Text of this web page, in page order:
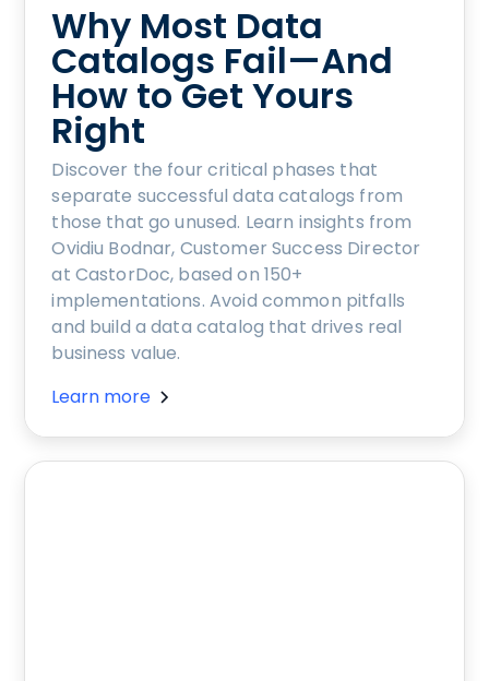
Why Most Data
Catalogs Fail—And
How to Get Yours
Right
Discover the four critical phases that
separate successful data catalogs from
those that go unused. Learn insights from
Ovidiu Bodnar, Customer Success Director
at CastorDoc, based on 150+
implementations. Avoid common pitfalls
and build a data catalog that drives real
business value.
Learn more